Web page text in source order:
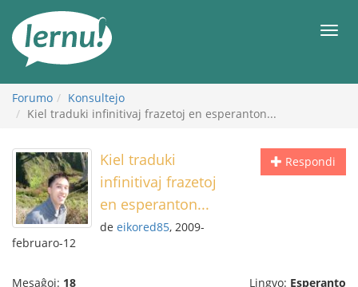
enhavo
Forumo
Konsultejo
Kiel traduki infinitivaj frazetoj en esperanton...
Respondi
Kiel traduki
infinitivaj frazetoj
en esperanton...
de eikored85, 2009-
februaro-12
Mesaĝoj: 18 Lingvo: Esperanto